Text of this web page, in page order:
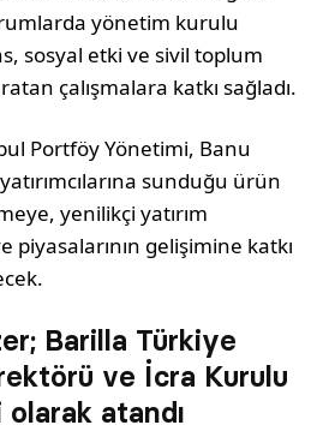
yönetim kurulu
sosyal etki ve sivil toplum
çalışmalara katkı sağladı.
Portföy Yönetimi, Banu
sunduğu ürün
yenilikçi yatırım
piyasalarının gelişimine katkı
Barilla Türkiye
ve İcra Kurulu
atandı